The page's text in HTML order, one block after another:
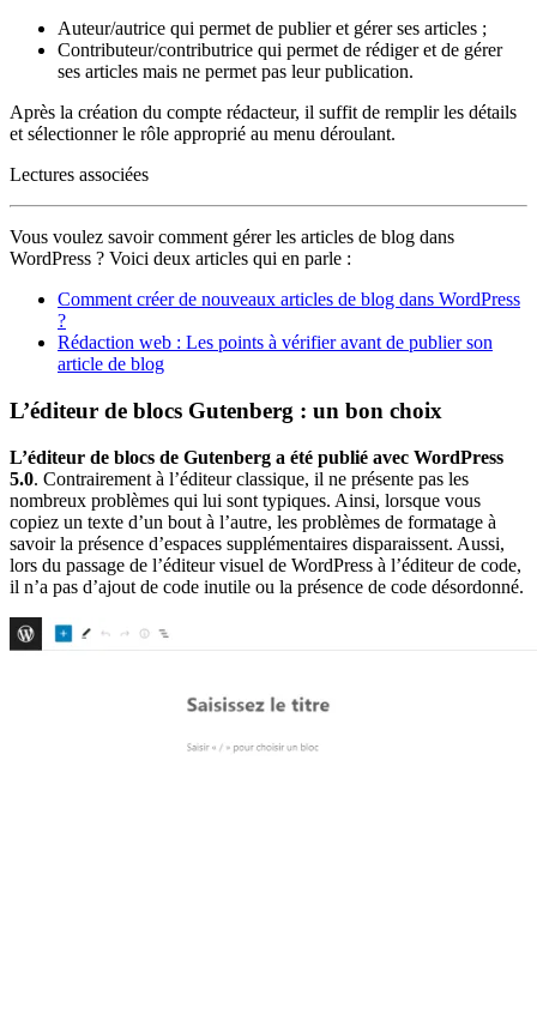
Auteur/autrice qui permet de publier et gérer ses articles ;
Contributeur/contributrice qui permet de rédiger et de gérer
ses articles mais ne permet pas leur publication.
Après la création du compte rédacteur, il suffit de remplir les détails
et sélectionner le rôle approprié au menu déroulant.
Lectures associées
Vous voulez savoir comment gérer les articles de blog dans
WordPress ? Voici deux articles qui en parle :
Comment créer de nouveaux articles de blog dans WordPress
?
Rédaction web : Les points à vérifier avant de publier son
article de blog
L’éditeur de blocs Gutenberg : un bon choix
L’éditeur de blocs de Gutenberg a été publié avec WordPress
5.0. Contrairement à l’éditeur classique, il ne présente pas les
nombreux problèmes qui lui sont typiques. Ainsi, lorsque vous
copiez un texte d’un bout à l’autre, les problèmes de formatage à
savoir la présence d’espaces supplémentaires disparaissent. Aussi,
lors du passage de l’éditeur visuel de WordPress à l’éditeur de code,
il n’a pas d’ajout de code inutile ou la présence de code désordonné.